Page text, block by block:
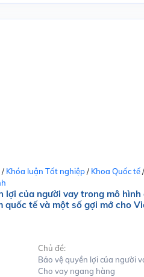
/ Khóa luận Tốt nghiệp/ Khoa Quốc tế/
lợi của người vay trong mô hình
quốc tế và một số gợi mở cho
Chủ đề:
Bảo vệ quyền lợi của người
Cho vay ngang hàng